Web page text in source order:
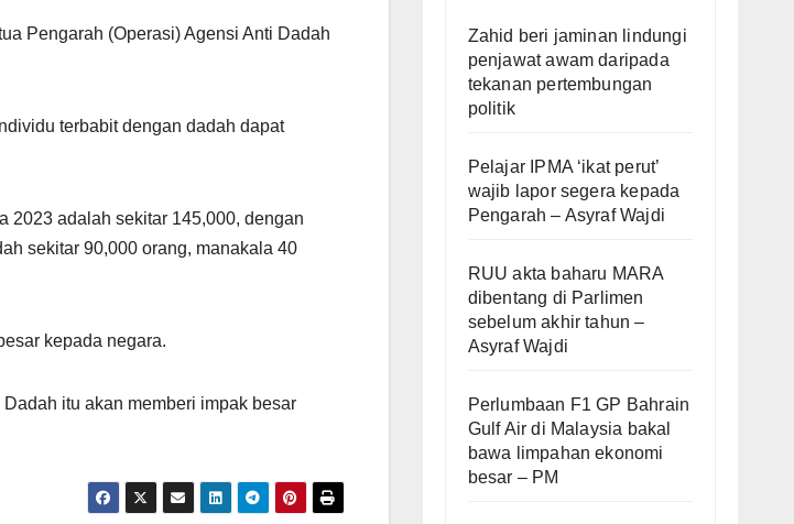
Pengarah (Operasi) Agensi Anti Dadah
terbabit dengan dadah dapat
2023 adalah sekitar 145,000, dengan
sekitar 90,000 orang, manakala 40
kepada negara.
itu akan memberi impak besar
Zahid beri jaminan lindungi
penjawat awam daripada
tekanan pertembungan
politik
Pelajar IPMA ‘ikat perut’
wajib lapor segera kepada
Pengarah – Asyraf Wajdi
RUU akta baharu MARA
dibentang di Parlimen
sebelum akhir tahun –
Asyraf Wajdi
Perlumbaan F1 GP Bahrain
Gulf Air di Malaysia bakal
bawa limpahan ekonomi
besar – PM